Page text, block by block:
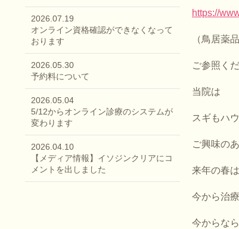
https://
（鳥居薬
ご参照くだ
当院は
スギもハ
ご興味の
来年の春
今から治
今からな
2026.07.19
オンライン資格確認ができなくなって
おります
2026.05.30
予約料について
2026.05.04
5/12からオンライン診療のシステムが
変わります
2026.04.10
【メディア情報】イソジンクリアにコ
メントを出しました